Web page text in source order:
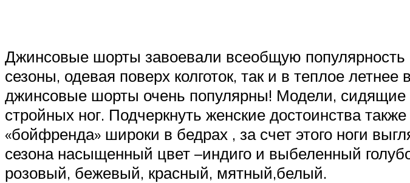
Джинсовые шорты завоевали всеобщую
сезоны, одевая поверх колготок, так и в теплое
джинсовые шорты очень популярны! Модели, сидящие
стройных ног. Подчеркнуть женские достоинства
«бойфренда» широки в бедрах , за счет этого ноги
сезона насыщенный цвет –индиго и выбеленный
розовый, бежевый, красный, мятный,белый.